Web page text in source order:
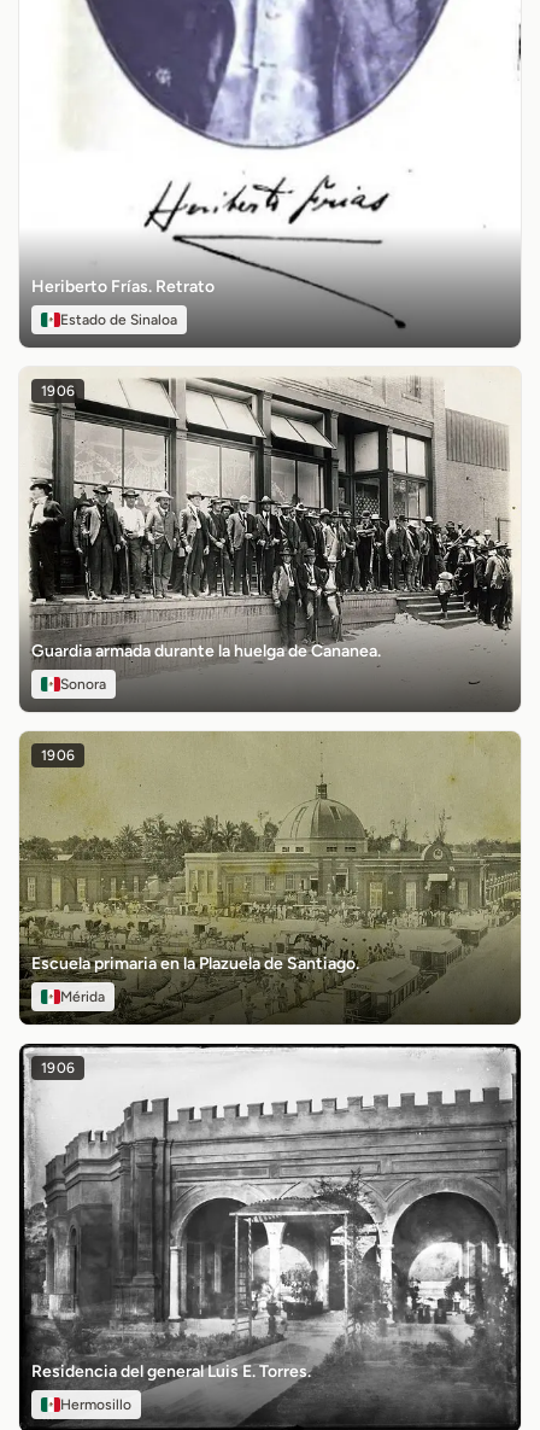
Heriberto Frías. Retrato
Estado de Sinaloa
1906
Guardia armada durante la huelga de Cananea.
Sonora
1906
Escuela primaria en la Plazuela de Santiago.
Mérida
1906
Residencia del general Luis E. Torres.
Hermosillo